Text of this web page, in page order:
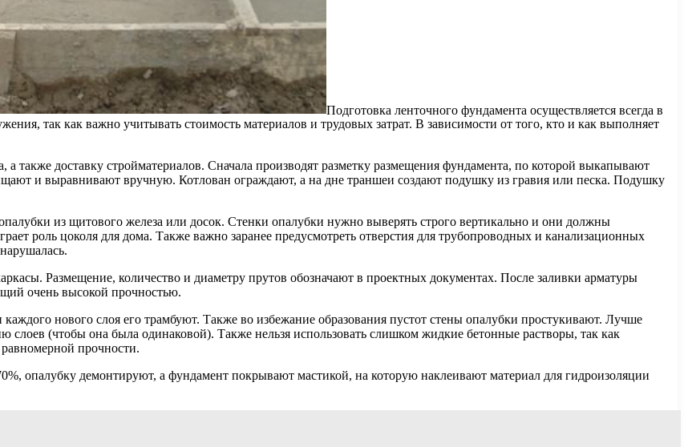
Подготовка ленточного фундамента осуществляется всегда в
так как важно учитывать стоимость материалов и трудовых затрат. В зависимости от того, кто и как выполняет
а также доставку стройматериалов. Сначала производят разметку размещения фундамента, по которой выкапывают
и выравнивают вручную. Котлован ограждают, а на дне траншеи создают подушку из гравия или песка. Подушку
из щитового железа или досок. Стенки опалубки нужно выверять строго вертикально и они должны
роль цоколя для дома. Также важно заранее предусмотреть отверстия для трубопроводных и канализационных
Размещение, количество и диаметру прутов обозначают в проектных документах. После заливки арматуры
очень высокой прочностью.
нового слоя его трамбуют. Также во избежание образования пустот стены опалубки простукивают. Лучше
слоев (чтобы она была одинаковой). Также нельзя использовать слишком жидкие бетонные растворы, так как
прочности.
опалубку демонтируют, а фундамент покрывают мастикой, на которую наклеивают материал для гидроизоляции